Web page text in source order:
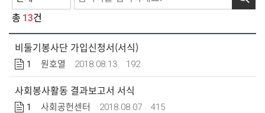
총 13건
비둘기봉사단 가입신청서(서식)
1 원호열 2018.08.13 192
사회봉사활동 결과보고서 서식
1 사회공헌센터 2018.08.07 415